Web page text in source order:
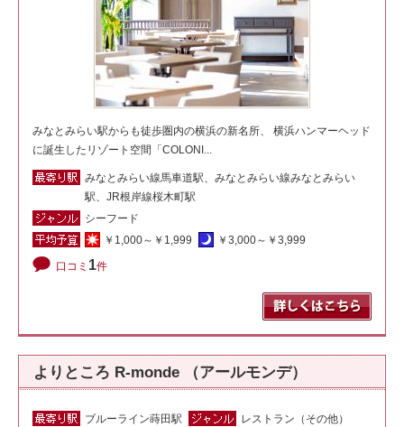
みなとみらい駅からも徒歩圏内の横浜の新名所、 横浜ハンマーヘッド
に誕生したリゾート空間「COLONI...
みなとみらい線馬車道駅、みなとみらい線みなとみらい
駅、JR根岸線桜木町駅
シーフード
￥1,000～￥1,999
￥3,000～￥3,999
口コミ 1件
よりところ R-monde （アールモンデ）
ブルーライン蒔田駅
レストラン（その他）